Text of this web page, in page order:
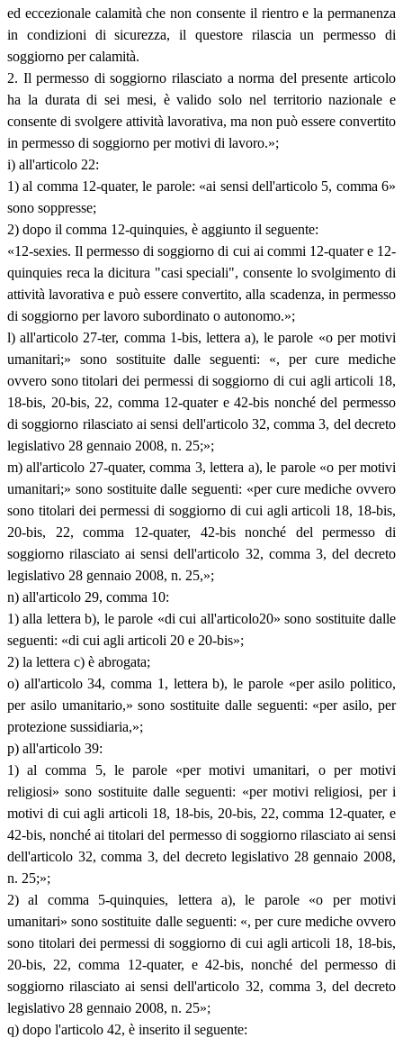
ed eccezionale calamità che non consente il rientro e la permanenza
in condizioni di sicurezza, il questore rilascia un permesso di
soggiorno per calamità.
2. Il permesso di soggiorno rilasciato a norma del presente articolo
ha la durata di sei mesi, è valido solo nel territorio nazionale e
consente di svolgere attività lavorativa, ma non può essere convertito
in permesso di soggiorno per motivi di lavoro.»;
i) all'articolo 22:
1) al comma 12-quater, le parole: «ai sensi dell'articolo 5, comma 6»
sono soppresse;
2) dopo il comma 12-quinquies, è aggiunto il seguente:
«12-sexies. Il permesso di soggiorno di cui ai commi 12-quater e 12-
quinquies reca la dicitura "casi speciali", consente lo svolgimento di
attività lavorativa e può essere convertito, alla scadenza, in permesso
di soggiorno per lavoro subordinato o autonomo.»;
l) all'articolo 27-ter, comma 1-bis, lettera a), le parole «o per motivi
umanitari;» sono sostituite dalle seguenti: «, per cure mediche
ovvero sono titolari dei permessi di soggiorno di cui agli articoli 18,
18-bis, 20-bis, 22, comma 12-quater e 42-bis nonché del permesso
di soggiorno rilasciato ai sensi dell'articolo 32, comma 3, del decreto
legislativo 28 gennaio 2008, n. 25;»;
m) all'articolo 27-quater, comma 3, lettera a), le parole «o per motivi
umanitari;» sono sostituite dalle seguenti: «per cure mediche ovvero
sono titolari dei permessi di soggiorno di cui agli articoli 18, 18-bis,
20-bis, 22, comma 12-quater, 42-bis nonché del permesso di
soggiorno rilasciato ai sensi dell'articolo 32, comma 3, del decreto
legislativo 28 gennaio 2008, n. 25,»;
n) all'articolo 29, comma 10:
1) alla lettera b), le parole «di cui all'articolo20» sono sostituite dalle
seguenti: «di cui agli articoli 20 e 20-bis»;
2) la lettera c) è abrogata;
o) all'articolo 34, comma 1, lettera b), le parole «per asilo politico,
per asilo umanitario,» sono sostituite dalle seguenti: «per asilo, per
protezione sussidiaria,»;
p) all'articolo 39:
1) al comma 5, le parole «per motivi umanitari, o per motivi
religiosi» sono sostituite dalle seguenti: «per motivi religiosi, per i
motivi di cui agli articoli 18, 18-bis, 20-bis, 22, comma 12-quater, e
42-bis, nonché ai titolari del permesso di soggiorno rilasciato ai sensi
dell'articolo 32, comma 3, del decreto legislativo 28 gennaio 2008,
n. 25;»;
2) al comma 5-quinquies, lettera a), le parole «o per motivi
umanitari» sono sostituite dalle seguenti: «, per cure mediche ovvero
sono titolari dei permessi di soggiorno di cui agli articoli 18, 18-bis,
20-bis, 22, comma 12-quater, e 42-bis, nonché del permesso di
soggiorno rilasciato ai sensi dell'articolo 32, comma 3, del decreto
legislativo 28 gennaio 2008, n. 25»;
q) dopo l'articolo 42, è inserito il seguente: